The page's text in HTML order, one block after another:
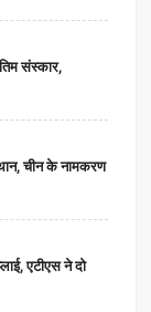
संस्कार,
चीन के नामकरण
एटीएस ने दो